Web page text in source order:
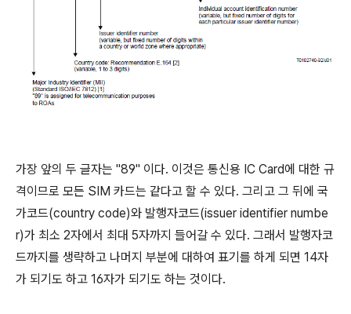
가장 앞의 두 글자는 "89" 이다. 이것은 통신용 IC Card에 대한 규
격이므로 모든 SIM 카드는 같다고 할 수 있다. 그리고 그 뒤에 국
가코드(country code)와 발행자코드(issuer identifier numbe
r)가 최소 2자에서 최대 5자까지 들어갈 수 있다. 그래서 발행자코
드까지를 생략하고 나머지 부분에 대하여 표기를 하게 되면 14자
가 되기도 하고 16자가 되기도 하는 것이다.